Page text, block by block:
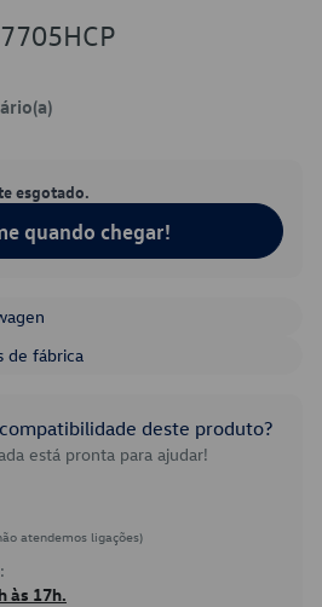
esgotado.
quando chegar!
de fábrica
deste produto?
está pronta para ajudar!
atendemos ligações)
às 17h.